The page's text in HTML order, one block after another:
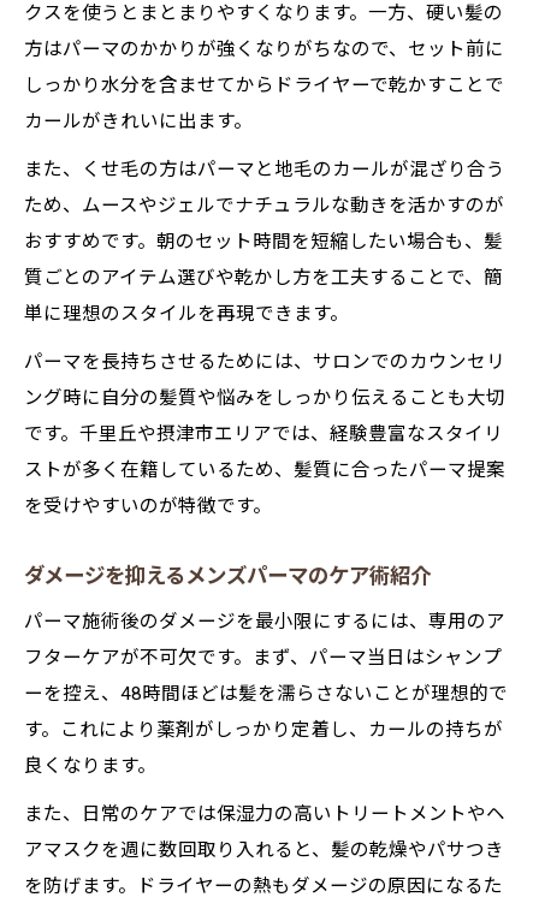
クスを使うとまとまりやすくなります。一方、硬い髪の
方はパーマのかかりが強くなりがちなので、セット前に
しっかり水分を含ませてからドライヤーで乾かすことで
カールがきれいに出ます。
また、くせ毛の方はパーマと地毛のカールが混ざり合う
ため、ムースやジェルでナチュラルな動きを活かすのが
おすすめです。朝のセット時間を短縮したい場合も、髪
質ごとのアイテム選びや乾かし方を工夫することで、簡
単に理想のスタイルを再現できます。
パーマを長持ちさせるためには、サロンでのカウンセリ
ング時に自分の髪質や悩みをしっかり伝えることも大切
です。千里丘や摂津市エリアでは、経験豊富なスタイリ
ストが多く在籍しているため、髪質に合ったパーマ提案
を受けやすいのが特徴です。
ダメージを抑えるメンズパーマのケア術紹介
パーマ施術後のダメージを最小限にするには、専用のア
フターケアが不可欠です。まず、パーマ当日はシャンプ
ーを控え、48時間ほどは髪を濡らさないことが理想的で
す。これにより薬剤がしっかり定着し、カールの持ちが
良くなります。
また、日常のケアでは保湿力の高いトリートメントやヘ
アマスクを週に数回取り入れると、髪の乾燥やパサつき
を防げます。ドライヤーの熱もダメージの原因になるた